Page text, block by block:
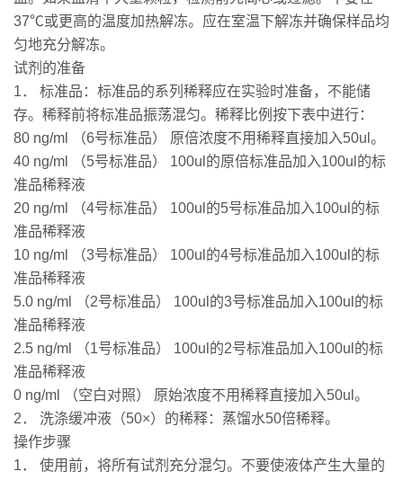
37℃或更高的温度加热解冻。应在室温下解冻并确保样品均
匀地充分解冻。
试剂的准备
1． 标准品：标准品的系列稀释应在实验时准备，不能储
存。稀释前将标准品振荡混匀。稀释比例按下表中进行：
80 ng/ml （6号标准品） 原倍浓度不用稀释直接加入50ul。
40 ng/ml （5号标准品） 100ul的原倍标准品加入100ul的标
准品稀释液
20 ng/ml （4号标准品） 100ul的5号标准品加入100ul的标
准品稀释液
10 ng/ml （3号标准品） 100ul的4号标准品加入100ul的标
准品稀释液
5.0 ng/ml （2号标准品） 100ul的3号标准品加入100ul的标
准品稀释液
2.5 ng/ml （1号标准品） 100ul的2号标准品加入100ul的标
准品稀释液
0 ng/ml （空白对照） 原始浓度不用稀释直接加入50ul。
2． 洗涤缓冲液（50×）的稀释：蒸馏水50倍稀释。
操作步骤
1． 使用前，将所有试剂充分混匀。不要使液体产生大量的